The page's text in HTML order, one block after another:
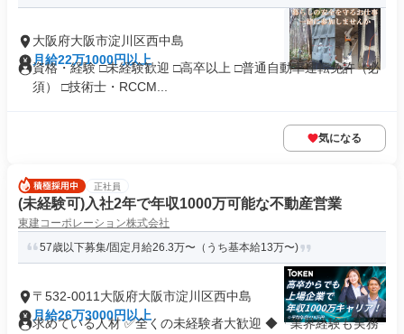
大阪府大阪市淀川区西中島
月給22万1000円以上
資格・経験 □未経験歓迎 □高卒以上 □普通自動車運転免許（必
須） □技術士・RCCM...
気になる
正社員
(未経験可)入社2年で年収1000万可能な不動産営業
東建コーポレーション株式会社
57歳以下募集/固定月給26.3万〜（うち基本給13万〜)
〒532-0011大阪府大阪市淀川区西中島
月給26万3000円以上
求めている人材 ✅全くの未経験者大歓迎 ◆「業界経験も実務